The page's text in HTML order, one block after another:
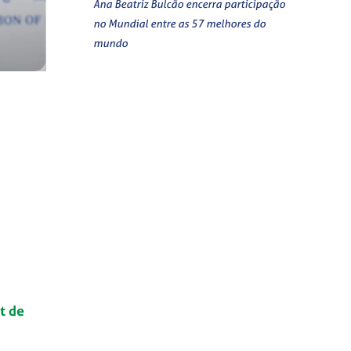
de
Ana Beatriz Bulcão encerra participação
no Mundial entre as 57 melhores do
mundo